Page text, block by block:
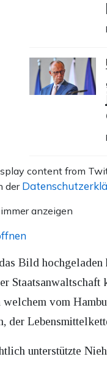
content from
der
anzeigen
Bild
welchem vom
der
unterstützte